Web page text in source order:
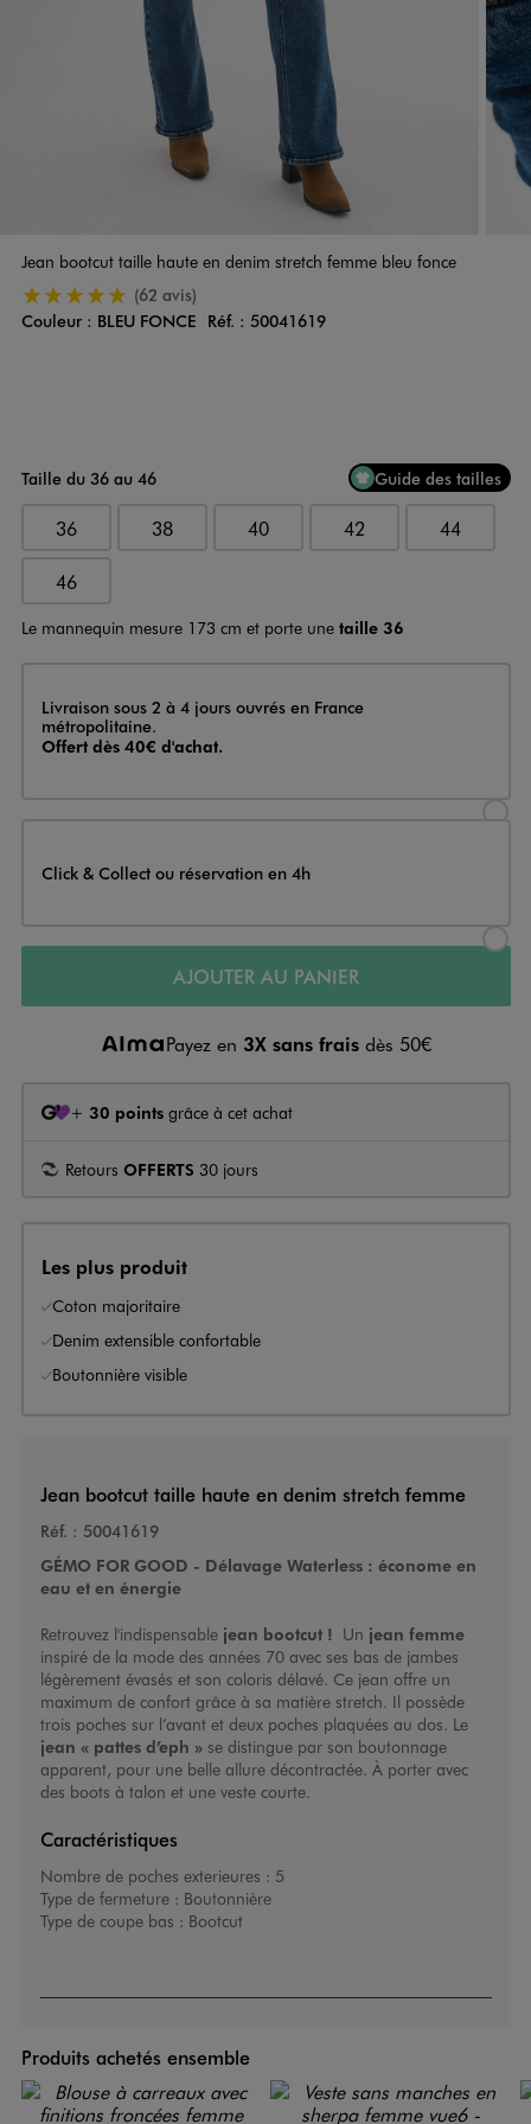
Jean bootcut taille haute en denim stretch femme bleu fonce
5/5 de moyenne(62 avis)
Couleur
Couleur : BLEU FONCE Réf. : 50041619
Taille du 36 au 46 Guide des tailles
36 38 40 42 44
46
Le mannequin mesure 173 cm et porte une taille 36
Livraison
Livraison sous 2 à 4 jours ouvrés en France
métropolitaine.
Offert dès 40€ d'achat.
Click & Collect ou réservation en 4h
AJOUTER AU PANIER
Payez en 3X sans frais dès 50€
+ 30 points grâce à cet achat
Retours OFFERTS 30 jours
Les plus produit
Coton majoritaire
Denim extensible confortable
Boutonnière visible
Jean bootcut taille haute en denim stretch femme
Réf. : 50041619
GÉMO FOR GOOD - Délavage Waterless : économe en
eau et en énergie
Retrouvez l'indispensable jean bootcut ! Un jean femme
inspiré de la mode des années 70 avec ses bas de jambes
légèrement évasés et son coloris délavé. Ce jean offre un
maximum de confort grâce à sa matière stretch. Il possède
trois poches sur l’avant et deux poches plaquées au dos. Le
jean « pattes d’eph » se distingue par son boutonnage
apparent, pour une belle allure décontractée. À porter avec
des boots à talon et une veste courte.
Caractéristiques
Nombre de poches exterieures : 5
Type de fermeture : Boutonnière
Type de coupe bas : Bootcut
Produits achetés ensemble